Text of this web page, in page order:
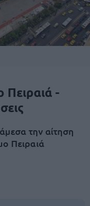
Πειραιά -
άμεσα την αίτηση
Πειραιά